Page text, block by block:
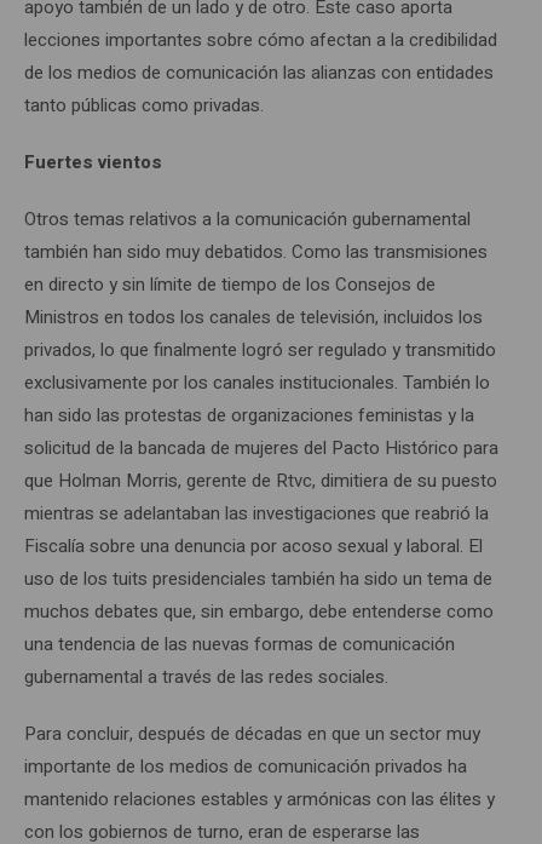
apoyo también de un lado y de otro. Este caso aporta
lecciones importantes sobre cómo afectan a la credibilidad
de los medios de comunicación las alianzas con entidades
tanto públicas como privadas.
Fuertes vientos
Otros temas relativos a la comunicación gubernamental
también han sido muy debatidos. Como las transmisiones
en directo y sin límite de tiempo de los Consejos de
Ministros en todos los canales de televisión, incluidos los
privados, lo que finalmente logró ser regulado y transmitido
exclusivamente por los canales institucionales. También lo
han sido las protestas de organizaciones feministas y la
solicitud de la bancada de mujeres del Pacto Histórico para
que Holman Morris, gerente de Rtvc, dimitiera de su puesto
mientras se adelantaban las investigaciones que reabrió la
Fiscalía sobre una denuncia por acoso sexual y laboral. El
uso de los tuits presidenciales también ha sido un tema de
muchos debates que, sin embargo, debe entenderse como
una tendencia de las nuevas formas de comunicación
gubernamental a través de las redes sociales.
Para concluir, después de décadas en que un sector muy
importante de los medios de comunicación privados ha
mantenido relaciones estables y armónicas con las élites y
con los gobiernos de turno, eran de esperarse las